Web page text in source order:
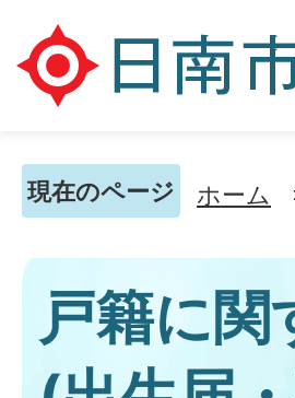
現在のページ ホーム
戸籍に